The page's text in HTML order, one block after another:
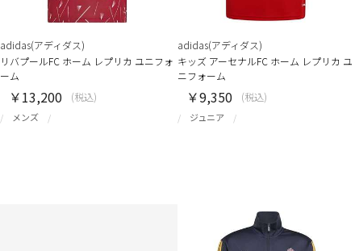
adidas(アディダス)
リバプールFC ホーム レプリカ ユニフォ
ーム
メンズ
￥13,200 (税込)
adidas(アディダス)
キッズ アーセナルFC ホーム レプリカ ユ
ニフォーム
ジュニア
￥9,350 (税込)